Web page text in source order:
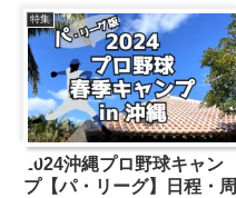
ジューシーなステーキに...
特集
2024沖縄プロ野球キャン
プ【パ・リーグ】日程・周